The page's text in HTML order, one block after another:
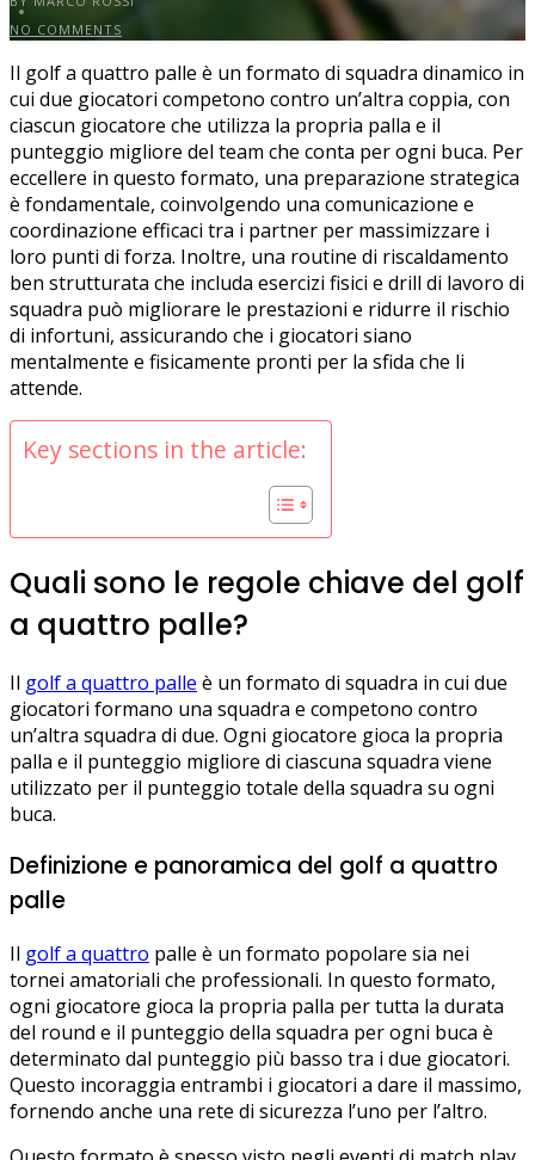
NO COMMENTS
Il golf a quattro palle è un formato di squadra dinamico in
cui due giocatori competono contro un’altra coppia, con
ciascun giocatore che utilizza la propria palla e il
punteggio migliore del team che conta per ogni buca. Per
eccellere in questo formato, una preparazione strategica
è fondamentale, coinvolgendo una comunicazione e
coordinazione efficaci tra i partner per massimizzare i
loro punti di forza. Inoltre, una routine di riscaldamento
ben strutturata che includa esercizi fisici e drill di lavoro di
squadra può migliorare le prestazioni e ridurre il rischio
di infortuni, assicurando che i giocatori siano
mentalmente e fisicamente pronti per la sfida che li
attende.
Key sections in the article:
Quali sono le regole chiave del golf
a quattro palle?
Il golf a quattro palle è un formato di squadra in cui due
giocatori formano una squadra e competono contro
un’altra squadra di due. Ogni giocatore gioca la propria
palla e il punteggio migliore di ciascuna squadra viene
utilizzato per il punteggio totale della squadra su ogni
buca.
Definizione e panoramica del golf a quattro
palle
Il golf a quattro palle è un formato popolare sia nei
tornei amatoriali che professionali. In questo formato,
ogni giocatore gioca la propria palla per tutta la durata
del round e il punteggio della squadra per ogni buca è
determinato dal punteggio più basso tra i due giocatori.
Questo incoraggia entrambi i giocatori a dare il massimo,
fornendo anche una rete di sicurezza l’uno per l’altro.